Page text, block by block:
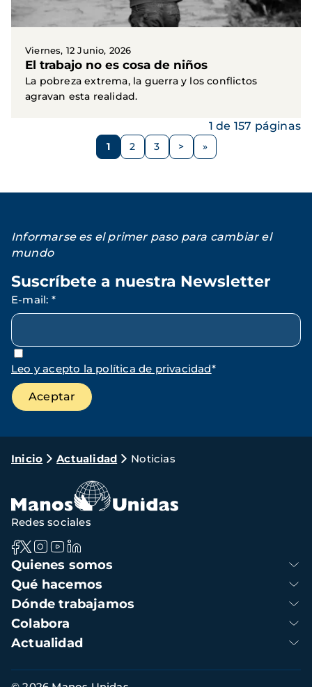
Viernes, 12 Junio, 2026
El trabajo no es cosa de niños
La pobreza extrema, la guerra y los conflictos
agravan esta realidad.
Página
1 Página
2 Página
3
Siguiente
>
1 de 157 páginas
Informarse es el primer paso para cambiar el
mundo
Suscríbete a nuestra Newsletter
E-mail: *
Leo y acepto la política de privacidad*
Ruta
navegación
Inicio Actualidad Noticias
Navegación
principal
Quienes somos
Qué hacemos
Dónde trabajamos
Colabora
Actualidad
Redes sociales